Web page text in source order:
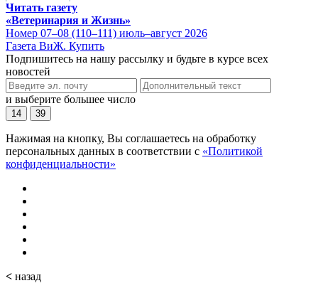
Читать газету
«Ветеринария и Жизнь»
Номер 07–08 (110–111) июль–август 2026
Газета ВиЖ. Купить
Подпишитесь на нашу рассылку и будьте в курсе всех
новостей
и выберите большее число
14 39
Нажимая на кнопку, Вы соглашаетесь на обработку
персональных данных в соответствии с «Политикой
конфиденциальности»
< назад